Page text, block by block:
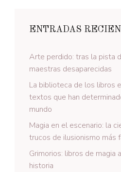
ENTRADAS
Arte perdido: tras la pista
maestras desaparecidas
La biblioteca de los libros
textos que han
mundo
Magia en el escenario: la
trucos de ilusionismo más
Grimorios: libros de magia
historia